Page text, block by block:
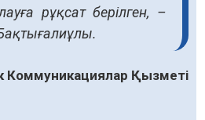
рұқсат берілген, –
Коммуникациялар Қызметі